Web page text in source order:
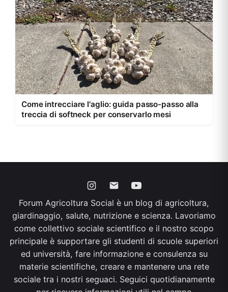
Come intrecciare l'aglio: guida passo-passo alla
treccia di softneck per conservarlo mesi
Forum Agricoltura Social è un blog di agricoltura,
giardinaggio, salute, nutrizione e scienza. Lavoriamo
come collettivo sociale scientifico e il nostro scopo
principale è supportare gli studenti di scuole superiori
ed università, fare informazione e consulenza su
materie scientifiche, creare e mantenere una rete
sociale tra i nostri seguaci. Seguici quotidianamente